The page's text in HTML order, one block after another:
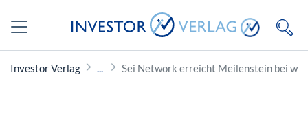
Investor Verlag Sei Network erreicht Meilenstein bei